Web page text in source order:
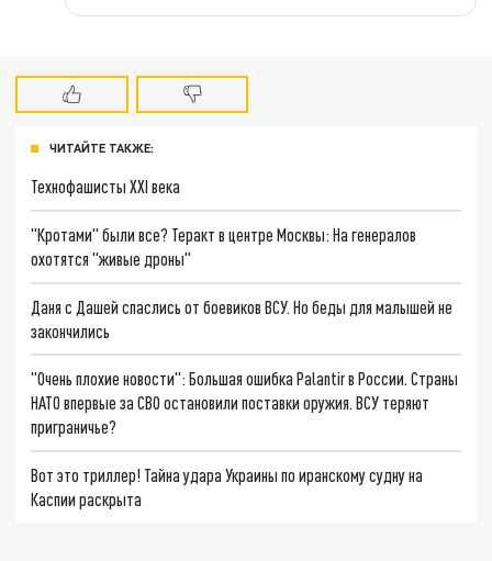
ЧИТАЙТЕ ТАКЖЕ:
Технофашисты XXI века
"Кротами" были все? Теракт в центре Москвы: На генералов
охотятся "живые дроны"
Даня с Дашей спаслись от боевиков ВСУ. Но беды для малышей не
закончились
"Очень плохие новости": Большая ошибка Palantir в России. Страны
НАТО впервые за СВО остановили поставки оружия. ВСУ теряют
приграничье?
Вот это триллер! Тайна удара Украины по иранскому судну на
Каспии раскрыта